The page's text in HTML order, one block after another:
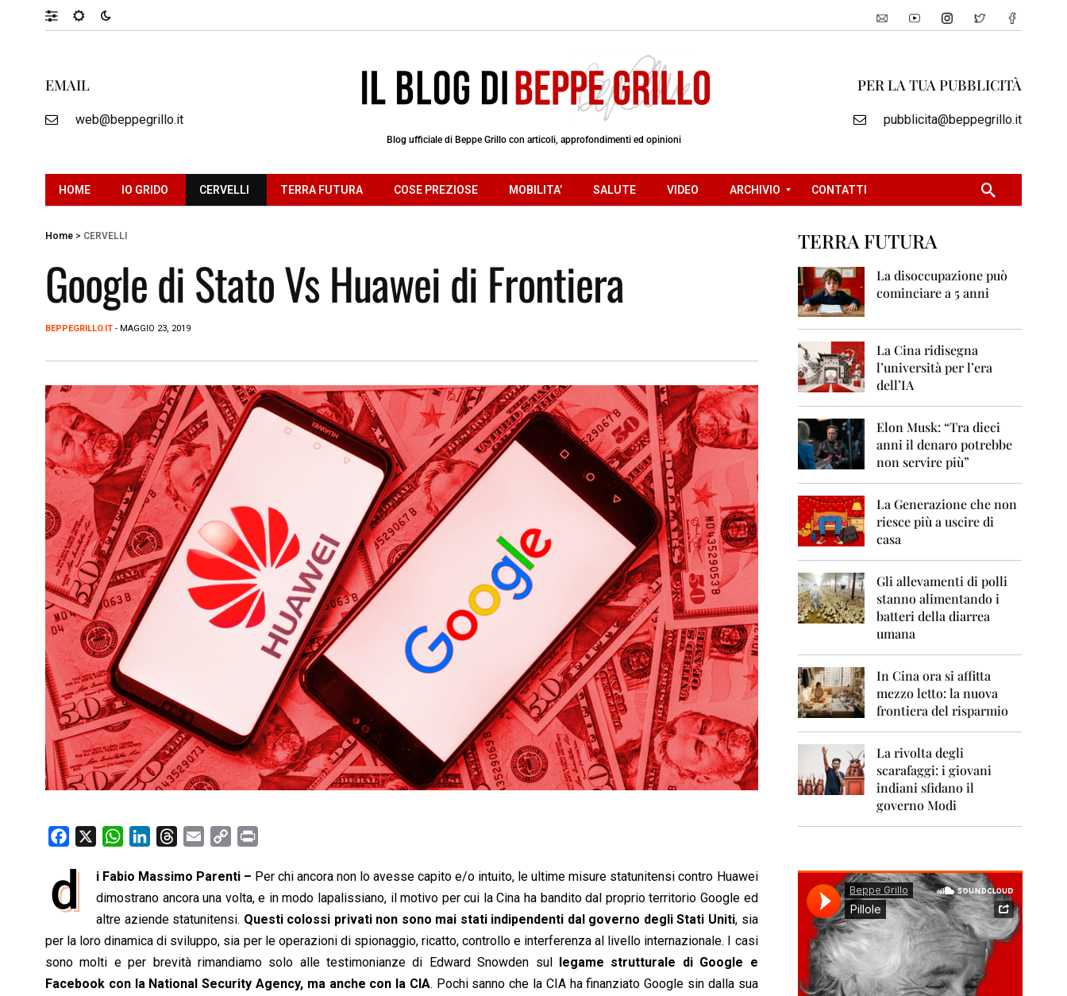
EMAIL
web@beppegrillo.it
Blog ufficiale di Beppe Grillo con articoli, approfondimenti ed opinioni
PER LA TUA PUBBLICITÀ
pubblicita@beppegrillo.it
HOME IO GRIDO CERVELLI TERRA FUTURA COSE PREZIOSE MOBILITA’ SALUTE VIDEO ARCHIVIO
2
0
0
7
2
0
0
8
2
0
2
0
1
0
2
1
1
2
0
1
2
0
1
4
CONTATTI
Home > CERVELLI
Google di Stato Vs Huawei di Frontiera
BEPPEGRILLO.IT - MAGGIO 23, 2019
e
o
o
k
W
a
t
s
A
p
p
n
k
e
d
I
n
r
e
a
d
s
a
i
l
p
y
L
i
n
k
i
n
t
d i Fabio Massimo Parenti – Per chi ancora non lo avesse capito e/o intuito, le ultime misure statunitensi contro Huawei
dimostrano ancora una volta, e in modo lapalissiano, il motivo per cui la Cina ha bandito dal proprio territorio Google ed
altre aziende statunitensi. Questi colossi privati non sono mai stati indipendenti dal governo degli Stati Uniti, sia
per la loro dinamica di sviluppo, sia per le operazioni di spionaggio, ricatto, controllo e interferenza al livello internazionale. I casi
sono molti e per brevità rimandiamo solo alle testimonianze di Edward Snowden sul legame strutturale di Google e
Facebook con la National Security Agency, ma anche con la CIA. Pochi sanno che la CIA ha finanziato Google sin dalla sua
TERRA FUTURA
La disoccupazione può
cominciare a 5 anni
La Cina ridisegna
l’università per l’era
dell’IA
Elon Musk: “Tra dieci
anni il denaro potrebbe
non servire più”
La Generazione che non
riesce più a uscire di
casa
Gli allevamenti di polli
stanno alimentando i
batteri della diarrea
umana
In Cina ora si affitta
mezzo letto: la nuova
frontiera del risparmio
La rivolta degli
scarafaggi: i giovani
indiani sfidano il
governo Modi